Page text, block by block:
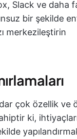
Slack ve daha
bir şekilde
merkezileştirin
çok özellik ve
ki,